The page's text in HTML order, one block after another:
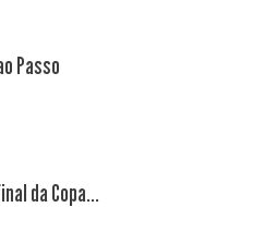
Passo
da Copa...